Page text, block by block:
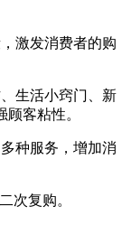
激发消费者的购
生活小窍门、新
客粘性。
种服务，增加消
次复购。